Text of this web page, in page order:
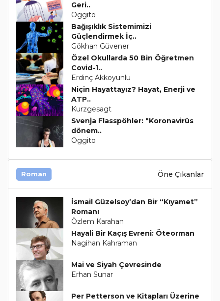
Geri..
Oggito
Bağışıklık Sistemimizi
Güçlendirmek İç..
Gökhan Güvener
Özel Okullarda 50 Bin Öğretmen
Covid-1..
Erdinç Akkoyunlu
Niçin Hayattayız? Hayat, Enerji ve
ATP..
Kurzgesagt
Svenja Flasspöhler: "Koronavirüs
dönem..
Oggito
Roman Öne Çıkanlar
İsmail Güzelsoy’dan Bir “Kıyamet”
Romanı
Özlem Karahan
Hayali Bir Kaçış Evreni: Öteorman
Nagihan Kahraman
Mai ve Siyah Çevresinde
Erhan Sunar
Per Petterson ve Kitapları Üzerine